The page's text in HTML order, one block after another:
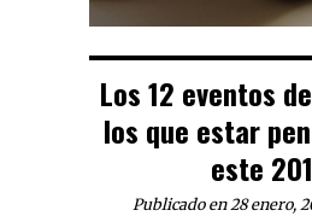
Los 12 eventos
los que estar
este
Publicado en 28 enero,